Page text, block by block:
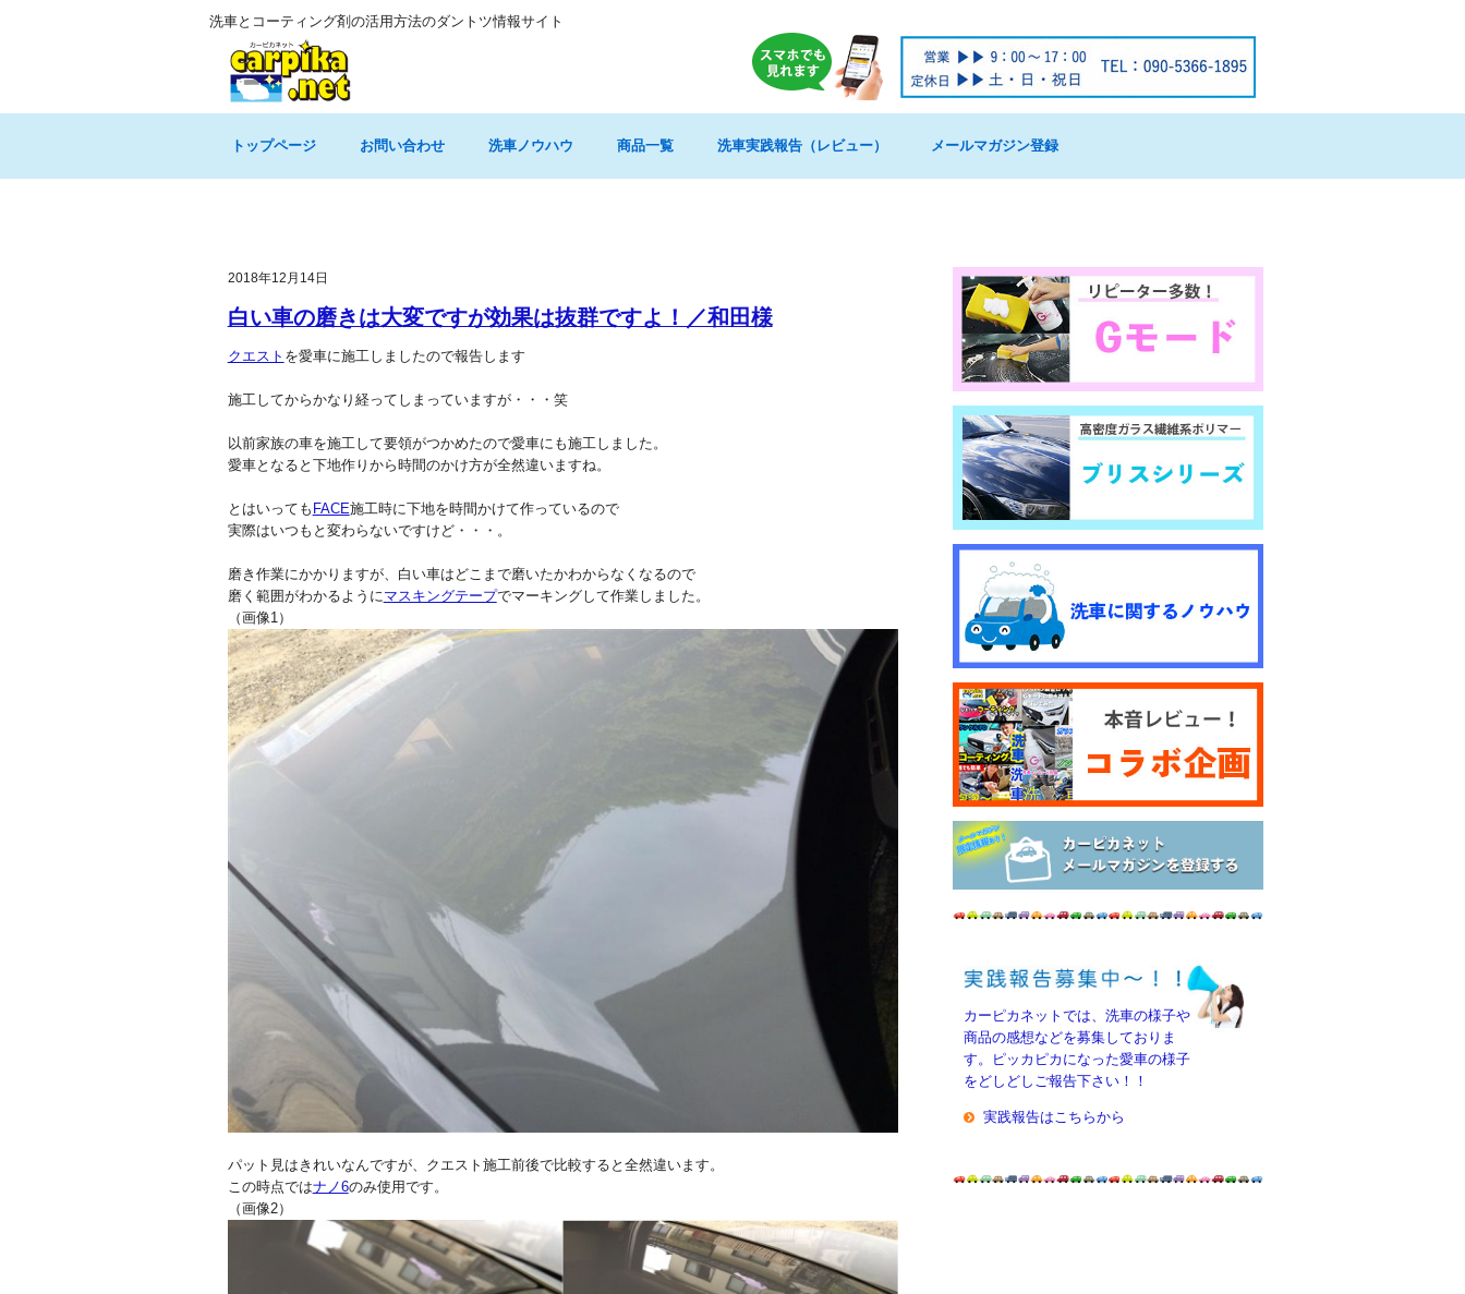
洗車とコーティング剤の活用方法のダントツ情報サイト
トップページ お問い合わせ 洗車ノウハウ 商品一覧 洗車実践報告（レビュー） メールマガジン登録
2018年12月14日
白い車の磨きは大変ですが効果は抜群ですよ！／和田様
クエスト を愛車に施工しましたので報告します
施工してからかなり経ってしまっていますが・・・笑
以前家族の車を施工して要領がつかめたので愛車にも施工しました。
愛車となると下地作りから時間のかけ方が全然違いますね。
とはいっても FACE施工時に下地を時間かけて作っているので
実際はいつもと変わらないですけど・・・。
磨き作業にかかりますが、白い車はどこまで磨いたかわからなくなるので
磨く範囲がわかるようにマスキングテープでマーキングして作業しました。
（画像1）
パット見はきれいなんですが、クエスト施工前後で比較すると全然違います。
この時点ではナノ6のみ使用です。
（画像2）
カーピカネットでは、洗車の様子や
商品の感想などを募集しておりま
す。ピッカピカになった愛車の様子
をどしどしご報告下さい！！
実践報告はこちらから